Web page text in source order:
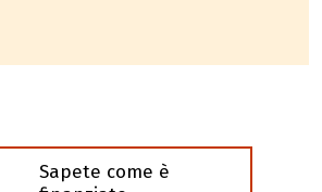
Sapete come è